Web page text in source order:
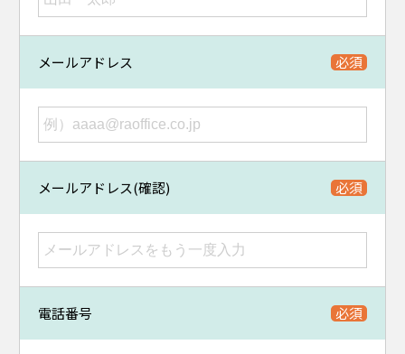
メールアドレス
メールアドレス(確認)
電話番号